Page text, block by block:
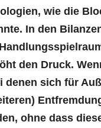
wie die
In den
den Druck.
denen sich für
ohne dass